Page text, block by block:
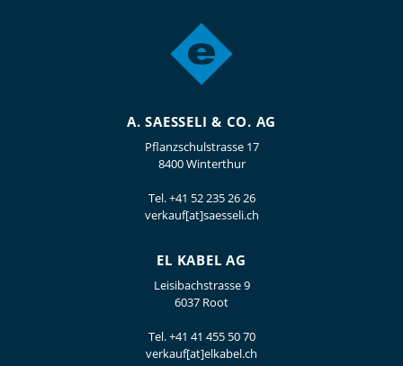
A. SAESSELI & CO. AG
Pflanzschulstrasse 17
8400 Winterthur
Tel.+41 52 235 26 26
verkauf[at]saesseli.ch
EL KABEL AG
Leisibachstrasse 9
6037 Root
Tel.+41 41 455 50 70
verkauf[at]elkabel.ch